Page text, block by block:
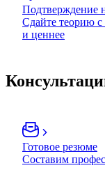
Подтверждение
Сдайте теорию с
и ценнее
Готовое резюме
Составим